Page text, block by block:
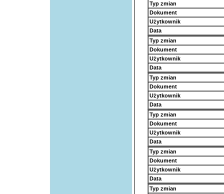
Typ zmian
Dokument
Użytkownik
Data
Typ zmian
Dokument
Użytkownik
Data
Typ zmian
Dokument
Użytkownik
Data
Typ zmian
Dokument
Użytkownik
Data
Typ zmian
Dokument
Użytkownik
Data
Typ zmian